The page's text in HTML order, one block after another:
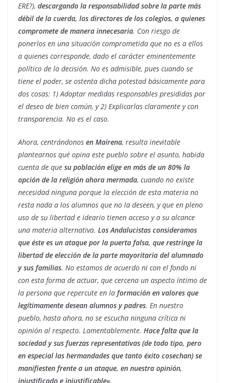
ERE?), descargando la responsabilidad sobre la parte más
débil de la cuerda, los directores de los colegios, a quienes
compromete de manera innecesaria. Con riesgo de
ponerlos en una situación comprometida que no es a ellos
a quienes corresponde, dado el carácter eminentemente
político de la decisión. No es admisible, pues cuando se
tiene el poder, se ostenta dicha potestad básicamente para
dos cosas: 1) Adoptar medidas responsables presididas por
el deseo de bien común, y 2) Explicarlas claramente y con
transparencia. No es el caso.
Ahora, centrándonos en Mairena, resulta inevitable
plantearnos qué opina este pueblo sobre el asunto, habida
cuenta de que su población elige en más de un 80% la
opción de la religión ahora mermada, cuando no existe
necesidad ninguna porque la elección de esta materia no
resta nada a los alumnos que no la deseen, y que en pleno
uso de su libertad e ideario tienen acceso y a su alcance
una materia alternativa. Los Andalucistas consideramos
que éste es un ataque por la puerta falsa, que restringe la
libertad de elección de la parte mayoritaria del alumnado
y sus familias. No estamos de acuerdo ni con el fondo ni
con esta forma de actuar, que cercena un aspecto íntimo de
la persona que repercute en la formación en valores que
legítimamente desean alumnos y padres. En nuestro
pueblo, hasta ahora, no se escucha ninguna crítica ni
opinión al respecto. Lamentablemente. Hace falta que la
sociedad y sus fuerzas representativas (de todo tipo, pero
en especial las hermandades que tanto éxito cosechan) se
manifiesten frente a un ataque, en nuestra opinión,
injustificado e injustificable«.